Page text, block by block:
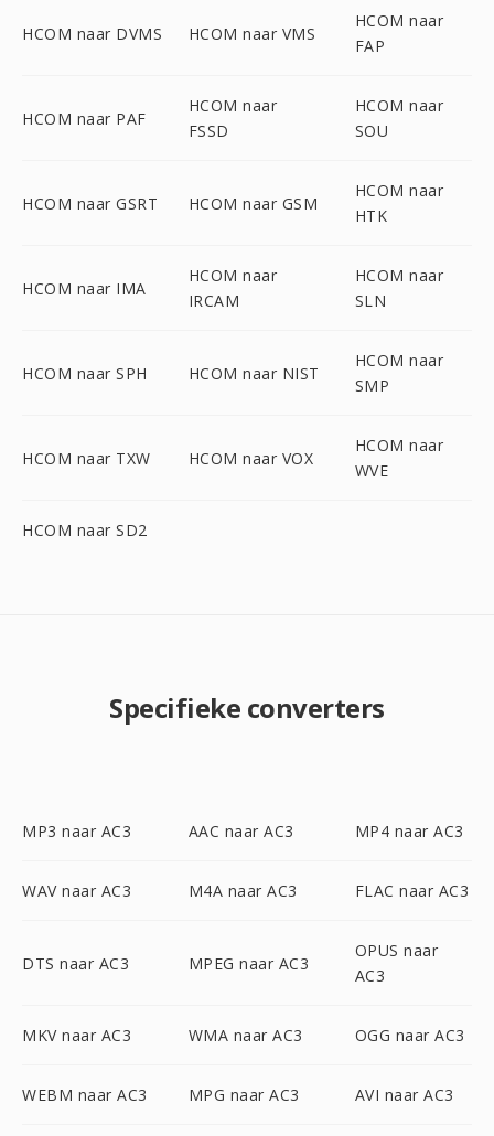
HCOM naar DVMS HCOM naar VMS
HCOM naar
FAP
HCOM naar PAF
HCOM naar
FSSD
HCOM naar
SOU
HCOM naar GSRT HCOM naar GSM
HCOM naar
HTK
HCOM naar IMA
HCOM naar
IRCAM
HCOM naar
SLN
HCOM naar SPH HCOM naar NIST
HCOM naar
SMP
HCOM naar TXW HCOM naar VOX
HCOM naar
WVE
HCOM naar SD2
Specifieke converters
MP3 naar AC3 AAC naar AC3 MP4 naar AC3
WAV naar AC3 M4A naar AC3 FLAC naar AC3
DTS naar AC3 MPEG naar AC3
OPUS naar
AC3
MKV naar AC3 WMA naar AC3 OGG naar AC3
WEBM naar AC3 MPG naar AC3 AVI naar AC3